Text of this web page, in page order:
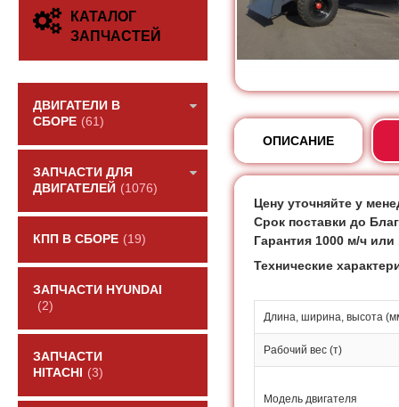
КАТАЛОГ
ЗАПЧАСТЕЙ
ДВИГАТЕЛИ В
СБОРЕ (61)
ЗАПЧАСТИ ДЛЯ
ДВИГАТЕЛЕЙ (1076)
КПП В СБОРЕ (19)
ЗАПЧАСТИ HYUNDAI
(2)
ЗАПЧАСТИ
HITACHI
(3)
ОПИСАНИЕ
Цену уточняйте у
Срок поставки до
Гарантия 1000 м/ч или
Технические
Длина, ширина, высота
Рабочий вес (т)
Модель двигателя